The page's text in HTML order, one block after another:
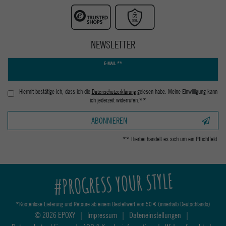
NEWSLETTER
E-MAIL **
Hiermit bestätige ich, dass ich die Daten­schutz­erklärunggelesen habe. Meine Einwilligung kann
ich jederzeit widerrufen.**
ABONNIEREN
** Hierbei handelt es sich um ein Pflichtfeld.
#PROGRESS YOUR STYLE
*Kostenlose Lieferung und Retoure ab einem Bestellwert von 50 € (innerhalb Deutschlands)
© 2026 EPOXY | Impressum | Dateneinstellungen |